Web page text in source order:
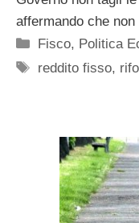
affermando che
Categorie
Fisco, Politica
Tag
reddito fisso,